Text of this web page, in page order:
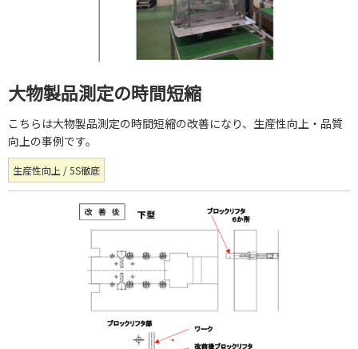
大物製品測定の時間短縮
こちらは大物製品測定の時間短縮の改善になり、生産性向上・品質
向上の事例です。
生産性向上 / 5S徹底